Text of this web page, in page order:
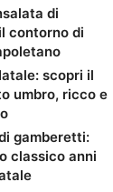
di
contorno di
scopri il
umbro, ricco e
gamberetti:
classico anni